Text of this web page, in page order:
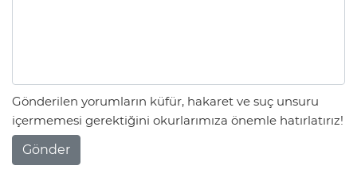
Gönderilen yorumların küfür, hakaret ve suç unsuru
içermemesi gerektiğini okurlarımıza önemle hatırlatırız!
Gönder